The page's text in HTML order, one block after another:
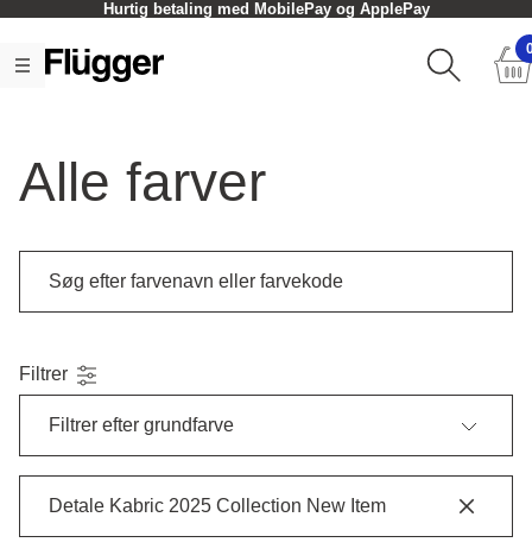
Hurtig betaling med MobilePay og ApplePay
Alle farver
Filtrer
Filtrer efter grundfarve
Detale Kabric 2025 Collection New Item